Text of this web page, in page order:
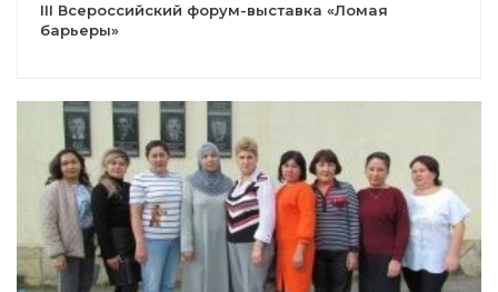
III Всероссийский форум-выставка «Ломая
барьеры»